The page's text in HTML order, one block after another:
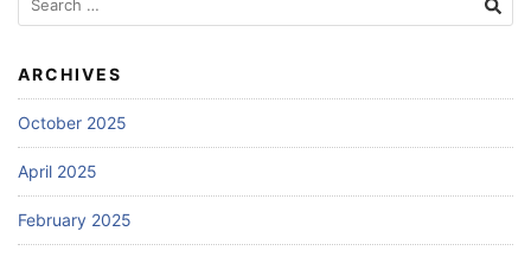
for:
ARCHIVES
October 2025
April 2025
February 2025